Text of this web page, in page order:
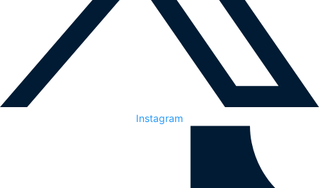
Instagram